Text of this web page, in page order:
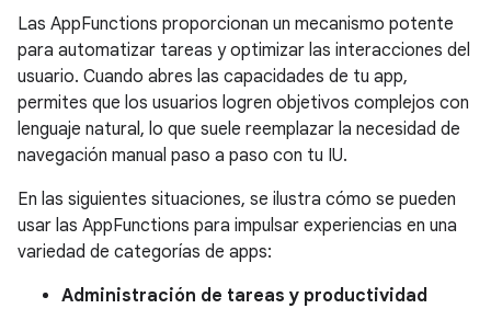
Las AppFunctions proporcionan un mecanismo potente
para automatizar tareas y optimizar las interacciones del
usuario. Cuando abres las capacidades de tu app,
permites que los usuarios logren objetivos complejos con
lenguaje natural, lo que suele reemplazar la necesidad de
navegación manual paso a paso con tu IU.
En las siguientes situaciones, se ilustra cómo se pueden
usar las AppFunctions para impulsar experiencias en una
variedad de categorías de apps:
Administración de tareas y productividad